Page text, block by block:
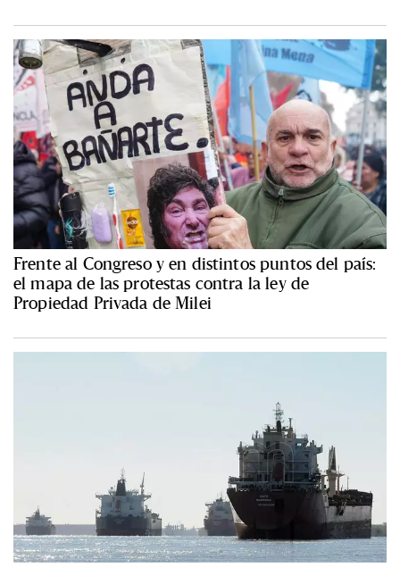
Frente al Congreso y en distintos puntos del país:
el mapa de las protestas contra la ley de
Propiedad Privada de Milei